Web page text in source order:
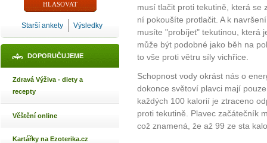
Starší ankety Výsledky
DOPORUČUJEME
Zdravá Výživa - diety a
recepty
Věštění online
Kartářky na Ezoterika.cz
musí tlačit proti tekutině, která se
ní pokoušíte protlačit. A k
musíte "probíjet" tekutinou, která
může být podobné jako běh na
to vše proti větru síly vichřice.
Schopnost vody okrást nás o
dokonce světoví plavci mají
každých 100 kalorií je ztraceno
proti tekutině. Plavec začátečník
což znamená, že až 99 ze sta